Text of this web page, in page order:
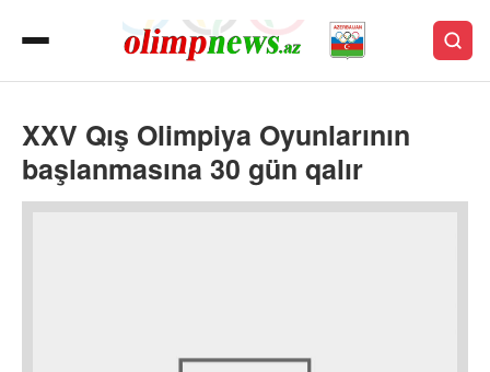
XXV Qış Olimpiya Oyunlarının
başlanmasına 30 gün qalır